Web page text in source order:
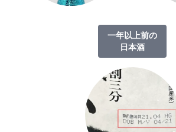
一年以上前の
日本酒